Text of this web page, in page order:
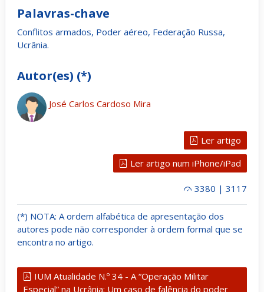
Palavras-chave
Conflitos armados, Poder aéreo, Federação Russa,
Ucrânia.
Autor(es) (*)
José Carlos Cardoso Mira
Ler artigo
Ler artigo num iPhone/iPad
3380 | 3117
(*) NOTA: A ordem alfabética de apresentação dos
autores pode não corresponder à ordem formal que se
encontra no artigo.
IUM Atualidade N.º 34 - A “Operação Militar
Especial” na Ucrânia: Um caso de falência do poder